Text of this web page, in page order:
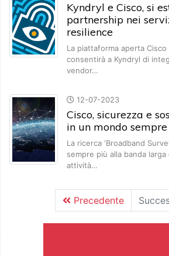
Kyndryl e Cisco, si
partnership nei
resilience
La piattaforma aperta
consentirà a Kyndryl di
vendor…
12-07-2023
Cisco, sicurezza e
in un mondo
La ricerca ‘Broadband
sempre più alla banda
attività…
Precedente